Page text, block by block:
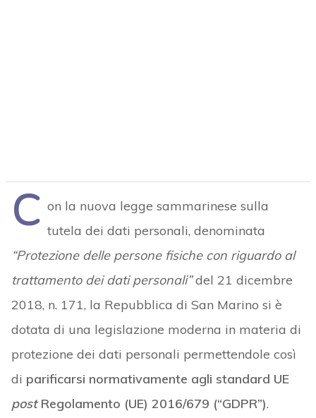
C on la nuova legge sammarinese sulla
tutela dei dati personali, denominata
“Protezione delle persone fisiche con riguardo al
trattamento dei dati personali”del 21 dicembre
2018, n. 171, la Repubblica di San Marino si è
dotata di una legislazione moderna in materia di
protezione dei dati personali permettendole così
di parificarsi normativamente agli standard UE
postRegolamento (UE) 2016/679 (“GDPR”).